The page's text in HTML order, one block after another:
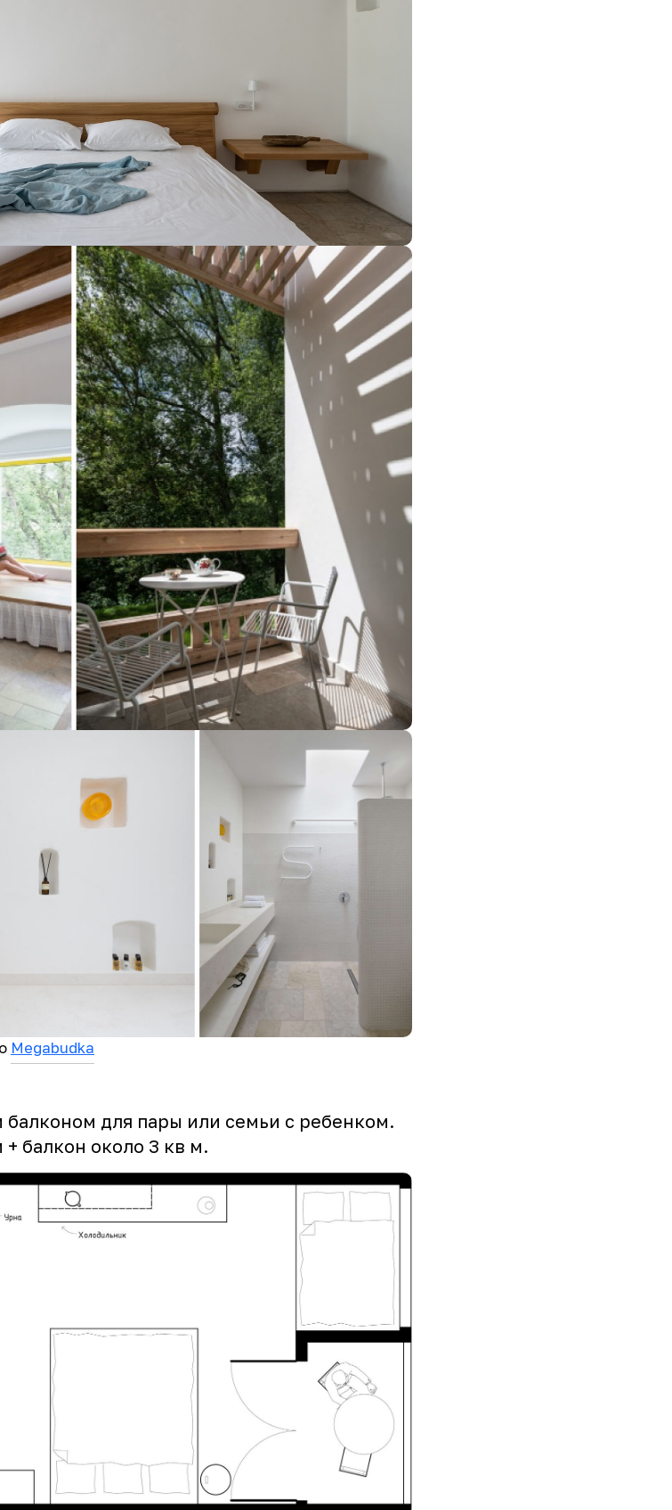
Megabudka
для пары или семьи с ребенком.
балкон около 3 кв м.